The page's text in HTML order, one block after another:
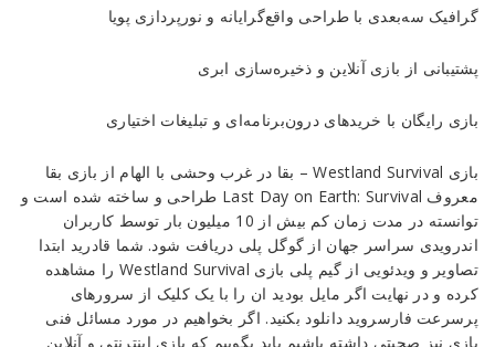
گرافیک سه‌بعدی با طراحی واقع‌گرایانه و نورپردازی پویا
پشتیبانی از بازی آنلاین و ذخیره‌سازی ابری
بازی رایگان با خریدهای درون‌برنامه‌ای و تبلیغات اختیاری
بازی Westland Survival – بقا در غرب وحشی با الهام از بازی بقا
معروف Last Day on Earth: Survival طراحی و ساخته شده است و
توانسته در مدت زمان کم بیش از 10 میلیون بار توسط کاربران
اندرویدی سراسر جهان از گوگل پلی دریافت شود. شما قادرید ابتدا
تصاویر و ویدئویی از گیم پلی بازی Westland Survival را مشاهده
کرده و در نهایت اگر مایل بودید ان را با یک کلیک از سرورهای
پرسرعت فارسروید دانلود بکنید. اگر بخواهیم در مورد مسائل فنی
بازی نیز صحبتی داشته باشیم باید بگوییم که بازی اینترنتی و آنلاین